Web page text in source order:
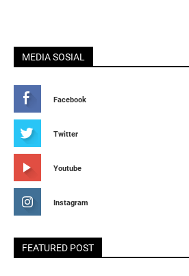
MEDIA SOSIAL
Facebook
Twitter
Youtube
Instagram
FEATURED POST